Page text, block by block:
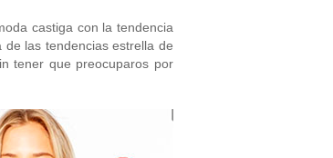
castiga con la tendencia
las tendencias estrella de
tener que preocuparos por